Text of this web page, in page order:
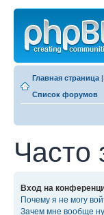
Главная страница |
Список форумов
Часто
Вход на
Почему я не могу
Зачем мне вообще